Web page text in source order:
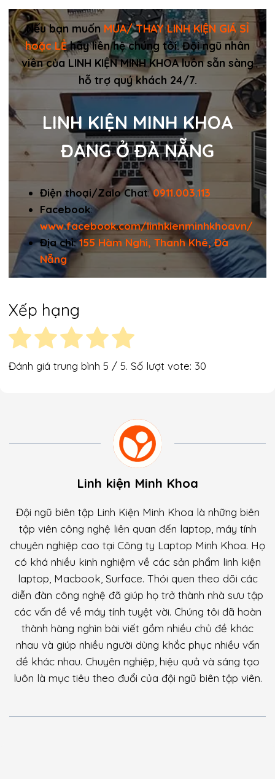
Nếu bạn muốn MUA/ THAY LINH KIỆN GIÁ SỈ
hoặc LẺhãy liên hệ chúng tôi. Đội ngũ nhân
viên của LINH KIỆN MINH KHOA luôn sẵn sàng
hỗ trợ quý khách 24/7.
LINH KIỆN MINH KHOA
ĐANG Ở ĐÀ NẴNG
Điện thoại/Zalo Chat:0911.003.113
Facebook:
www.facebook.com/linhkienminhkhoavn/
Địa chỉ:155 Hàm Nghi, Thanh Khê, Đà
Nẵng
Xếp hạng
Đánh giá trung bình 5 / 5. Số lượt vote: 30
Linh kiện Minh Khoa
Đội ngũ biên tập Linh Kiện Minh Khoa là những biên
tập viên công nghệ liên quan đến laptop, máy tính
chuyên nghiệp cao tại Công ty Laptop Minh Khoa. Họ
có khá nhiều kinh nghiệm về các sản phẩm linh kiện
laptop, Macbook, Surface. Thói quen theo dõi các
diễn đàn công nghệ đã giúp họ trở thành nhà sưu tập
các vấn đề về máy tính tuyệt vời. Chúng tôi đã hoàn
thành hàng nghìn bài viết gồm nhiều chủ đề khác
nhau và giúp nhiều người dùng khắc phục nhiều vấn
đề khác nhau. Chuyên nghiệp, hiệu quả và sáng tạo
luôn là mục tiêu theo đuổi của đội ngũ biên tập viên.